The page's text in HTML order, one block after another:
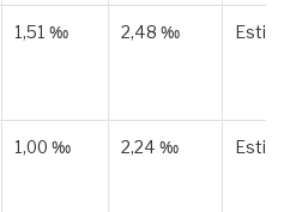
1,51 ‰ 2,48 ‰
1,00 ‰ 2,24 ‰